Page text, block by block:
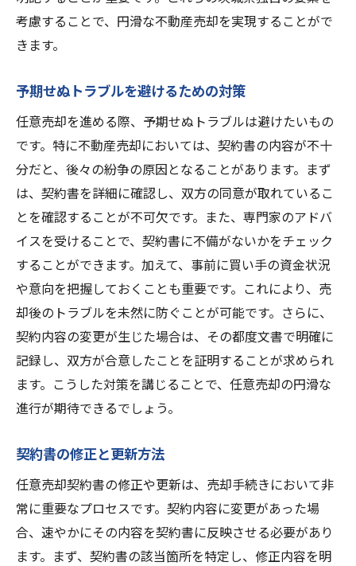
考慮することで、円滑な不動産売却を実現することがで
きます。
予期せぬトラブルを避けるための対策
任意売却を進める際、予期せぬトラブルは避けたいもの
です。特に不動産売却においては、契約書の内容が不十
分だと、後々の紛争の原因となることがあります。まず
は、契約書を詳細に確認し、双方の同意が取れているこ
とを確認することが不可欠です。また、専門家のアドバ
イスを受けることで、契約書に不備がないかをチェック
することができます。加えて、事前に買い手の資金状況
や意向を把握しておくことも重要です。これにより、売
却後のトラブルを未然に防ぐことが可能です。さらに、
契約内容の変更が生じた場合は、その都度文書で明確に
記録し、双方が合意したことを証明することが求められ
ます。こうした対策を講じることで、任意売却の円滑な
進行が期待できるでしょう。
契約書の修正と更新方法
任意売却契約書の修正や更新は、売却手続きにおいて非
常に重要なプロセスです。契約内容に変更があった場
合、速やかにその内容を契約書に反映させる必要があり
ます。まず、契約書の該当箇所を特定し、修正内容を明